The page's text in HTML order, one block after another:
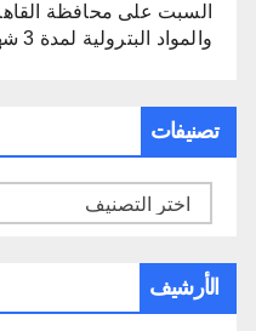
السبت على محافظة
والمواد البترولية لمدة 3 شهور
تصنيفات
تصنيفات
الأرشيف